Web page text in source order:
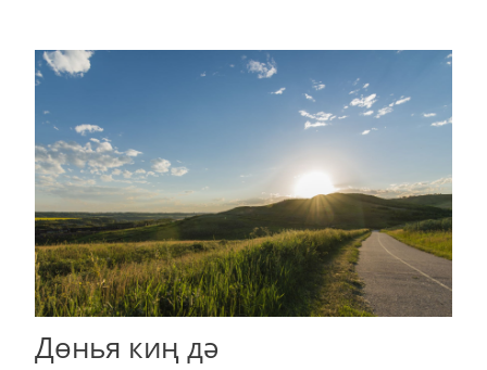
Дөнья киң дә